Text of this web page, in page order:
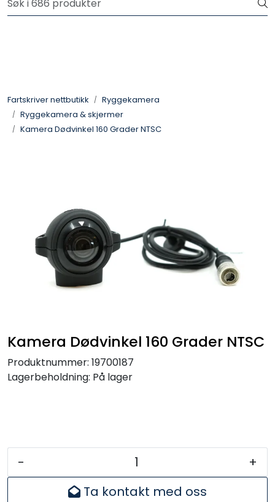
Skip to main content
Fartskriver nettbutikk
Ryggekamera
Ryggekamera & skjermer
Kamera Dødvinkel 160 Grader NTSC
Kamera Dødvinkel 160 Grader NTSC
Produktnummer: 19700187
Lagerbeholdning: På lager
-
+
Ta kontakt med oss
Petroteknisk